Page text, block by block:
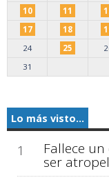
10
11
17
18
24
25
31
Lo más visto...
1 Fallece
ser